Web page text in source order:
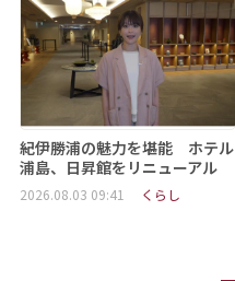
紀伊勝浦の魅力を堪能 ホテル
浦島、日昇館をリニューアル
2026.08.03 09:41 くらし